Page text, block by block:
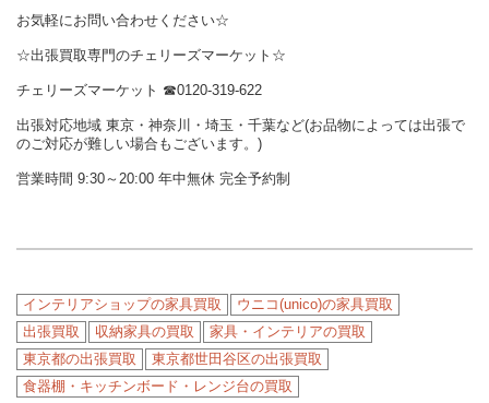
お気軽にお問い合わせください☆
☆出張買取専門のチェリーズマーケット☆
チェリーズマーケット ☎︎0120-319-622
出張対応地域 東京・神奈川・埼玉・千葉など(お品物によっては出張で
のご対応が難しい場合もございます。)
営業時間 9:30～20:00 年中無休 完全予約制
インテリアショップの家具買取
ウニコ(unico)の家具買取
出張買取
収納家具の買取
家具・インテリアの買取
東京都の出張買取
東京都世田谷区の出張買取
食器棚・キッチンボード・レンジ台の買取